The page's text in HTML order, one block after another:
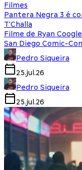
Filmes
Pantera Negra 3 é
T'Challa
Filme de Ryan
San Diego Comic-Con
Pedro Siqueira
25.jul.26
Pedro Siqueira
25.jul.26